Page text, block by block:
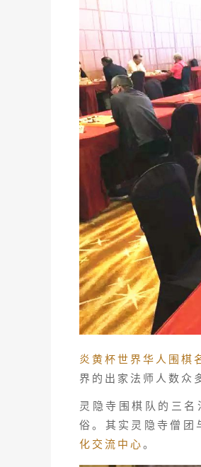
炎黄杯世界华人围棋
界的出家法师人数众
灵隐寺围棋队的三
俗。其实灵隐寺僧团
化交流中心。